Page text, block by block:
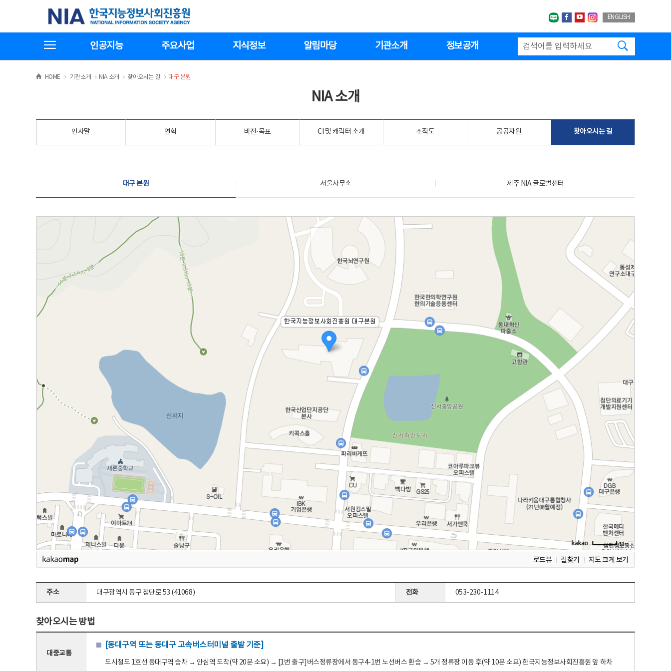
기
한국지능정보사회진흥원
네이버블로그
페이스북
유투브인스타그랩
ENGLISH
인공지능 주요사업 지식정보 알림마당 기관소개 정보공개
HOME >
기관소개 >NIA 소개 >
찾아오시는 길 >
대구 본원
NIA 소개
인사말 연혁 비전·목표 CI 및 캐릭터 소개 조직도 공공자원 찾아오시는 길
대구 본원 서울사무소 제주 NIA 글로벌센터
로드뷰 길찾기 지도 크게 보기
주소 대구광역시 동구 첨단로 53 (41068) 전화 053-230-1114
찾아오시는 방법
대중교통
[동대구역 또는 동대구 고속버스터미널 출발 기준]
도시철도 1호선 동대구역 승차 → 안심역 도착(약 20분 소요) → [1번 출구]버스정류장에서 동구4-1번 노선버스 환승 → 5개 정류장 이동 후(약 10분 소요) 한국지능정보사회진흥원 앞 하차